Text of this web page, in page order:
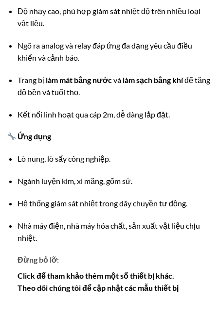
Độ nhạy cao, phù hợp giám sát nhiệt độ trên nhiều loại
vật liệu.
Ngõ ra analog và relay đáp ứng đa dạng yêu cầu điều
khiển và cảnh báo.
Trang bị làm mát bằng nướcvà làm sạch bằng khíđể tăng
độ bền và tuổi thọ.
Kết nối linh hoạt qua cáp 2m, dễ dàng lắp đặt.
Ứng dụng
Lò nung, lò sấy công nghiệp.
Ngành luyện kim, xi măng, gốm sứ.
Hệ thống giám sát nhiệt trong dây chuyền tự động.
Nhà máy điện, nhà máy hóa chất, sản xuất vật liệu chịu
nhiệt.
Đừng bỏ lỡ:
Click để tham khảo thêm một số thiết bị khác.
Theo dõi chúng tôi để cập nhật các mẫu thiết bị